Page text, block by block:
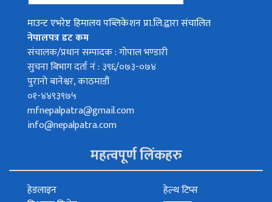
माउन्ट एभरेष्ट हिमालय पब्लिकेशन प्रा.लि.द्वारा संचालित
नेपालपत्र डट कम
संचालक/प्रधान सम्पादक : गोपाल भण्डारी
सुचना बिभाग दर्ता नं : ३९६/०७३-०७४
पुरानो बानेश्वर, काठमाडौं
०१-४४९३९७५
mfnepalpatra@gmail.com
info@nepalpatra.com
महत्वपूर्ण लिंकहरु
हेडलाइन
हेल्थ टिप्स